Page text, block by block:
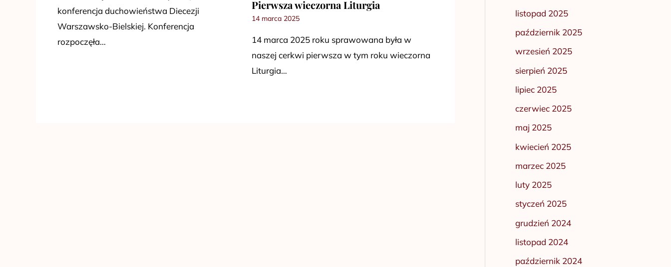
konferencja duchowieństwa Diecezji
Warszawsko-Bielskiej. Konferencja
rozpoczęła…
Pierwsza wieczorna Liturgia
14 marca 2025
14 marca 2025 roku sprawowana była w
naszej cerkwi pierwsza w tym roku wieczorna
Liturgia…
listopad 2025
październik 2025
wrzesień 2025
sierpień 2025
lipiec 2025
czerwiec 2025
maj 2025
kwiecień 2025
marzec 2025
luty 2025
styczeń 2025
grudzień 2024
listopad 2024
październik 2024